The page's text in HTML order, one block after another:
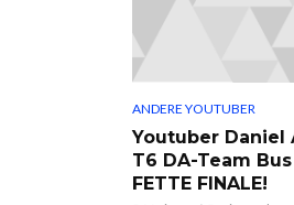
ANDERE YOUTUBER
Youtuber Daniel
T6 DA-Team
FETTE FINALE!